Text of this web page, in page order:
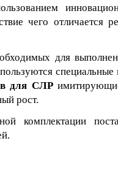
чего отличается
для
специальные
для СЛР
рост.
комплектации